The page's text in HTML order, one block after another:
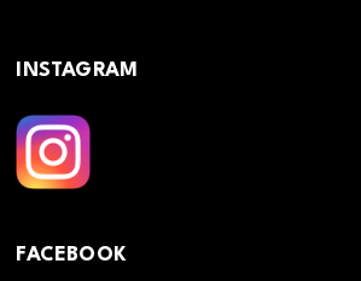
INSTAGRAM
FACEBOOK